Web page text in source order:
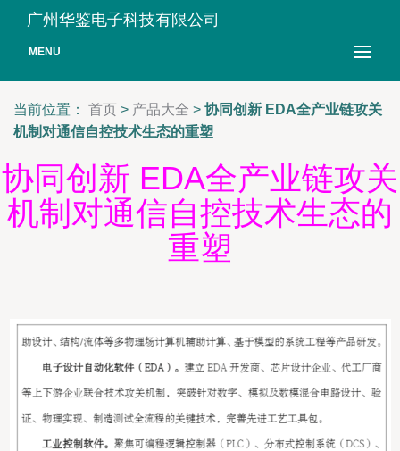
广州华鉴电子科技有限公司
MENU
当前位置： 首页 > 产品大全 > 协同创新 EDA全产业链攻关
机制对通信自控技术生态的重塑
协同创新 EDA全产业链攻关
机制对通信自控技术生态的
重塑